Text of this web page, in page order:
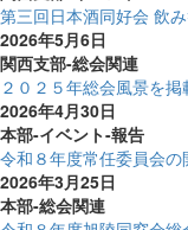
第三回日本酒同好会 飲
2026年5月6日
関西支部-総会関連
２０２５年総会風景を掲
2026年4月30日
本部-イベント-報告
令和８年度常任委員会の
2026年3月25日
本部-総会関連